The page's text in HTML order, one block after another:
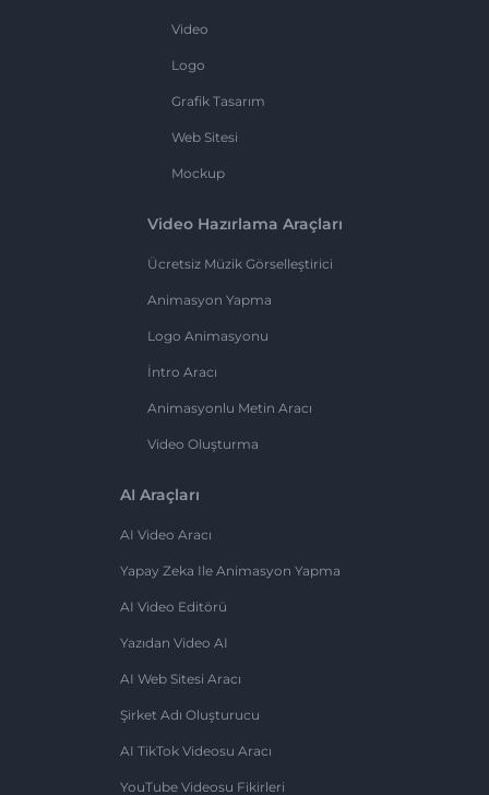
Video
Logo
Grafik Tasarım
Web Sitesi
Mockup
Video Hazırlama Araçları
Ücretsiz Müzik Görselleştirici
Animasyon Yapma
Logo Animasyonu
İntro Aracı
Animasyonlu Metin Aracı
Video Oluşturma
AI Araçları
AI Video Aracı
Yapay Zeka Ile Animasyon Yapma
AI Video Editörü
Yazıdan Video AI
AI Web Sitesi Aracı
Şirket Adı Oluşturucu
AI TikTok Videosu Aracı
YouTube Videosu Fikirleri